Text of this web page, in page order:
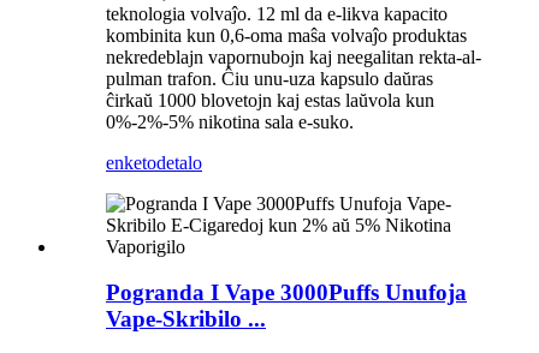
teknologia volvaĵo. 12 ml da e-likva kapacito
kombinita kun 0,6-oma maŝa volvaĵo produktas
nekredeblajn vapornubojn kaj neegalitan rekta-al-
pulman trafon. Ĉiu unu-uza kapsulo daŭras
ĉirkaŭ 1000 blovetojn kaj estas laŭvola kun
0%-2%-5% nikotina sala e-suko.
enketodetalo
Pogranda I Vape 3000Puffs Unufoja
Vape-Skribilo ...